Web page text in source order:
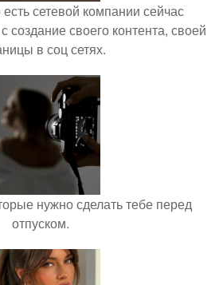
сетевой компании сейчас
создание своего контента, своей
в соц сетях.
нужно сделать тебе перед
отпуском.